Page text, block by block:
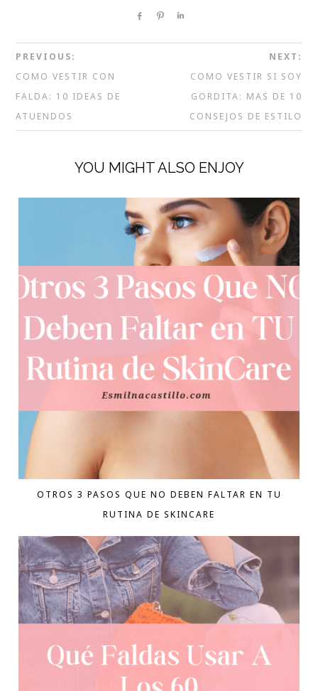
Share Pin
PREVIOUS:
COMO VESTIR CON
FALDA: 10 IDEAS DE
ATUENDOS
NEXT:
COMO VESTIR SI SOY
GORDITA: MAS DE 10
CONSEJOS DE ESTILO
YOU MIGHT ALSO ENJOY
OTROS 3 PASOS QUE NO DEBEN FALTAR EN TU
RUTINA DE SKINCARE